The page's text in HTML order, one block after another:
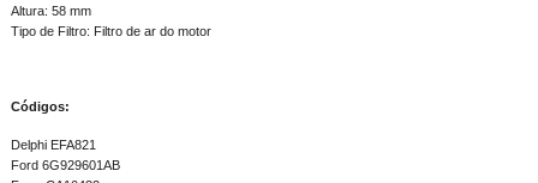
Altura: 58 mm
Tipo de Filtro: Filtro de ar do motor
Códigos:
Delphi EFA821
Ford 6G929601AB